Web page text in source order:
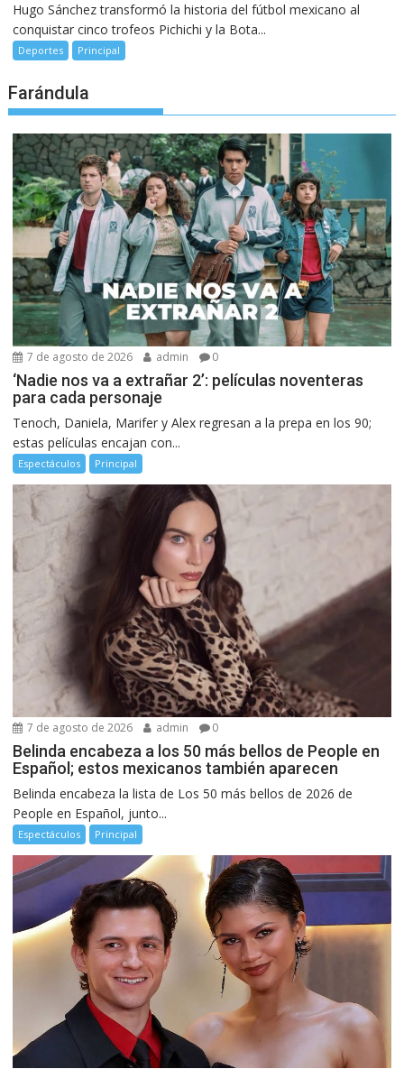
Hugo Sánchez transformó la historia del fútbol mexicano al
conquistar cinco trofeos Pichichi y la Bota...
Deportes Principal
Farándula
7 de agosto de 2026 admin 0
‘Nadie nos va a extrañar 2’: películas noventeras
para cada personaje
Tenoch, Daniela, Marifer y Alex regresan a la prepa en los 90;
estas películas encajan con...
Espectáculos Principal
7 de agosto de 2026 admin 0
Belinda encabeza a los 50 más bellos de People en
Español; estos mexicanos también aparecen
Belinda encabeza la lista de Los 50 más bellos de 2026 de
People en Español, junto...
Espectáculos Principal